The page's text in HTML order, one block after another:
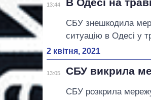
13:44
СБУ знешкодила
ситуацію в Одесі у
2 квітня, 2021
13:05 СБУ викрила
СБУ розкрила мережу